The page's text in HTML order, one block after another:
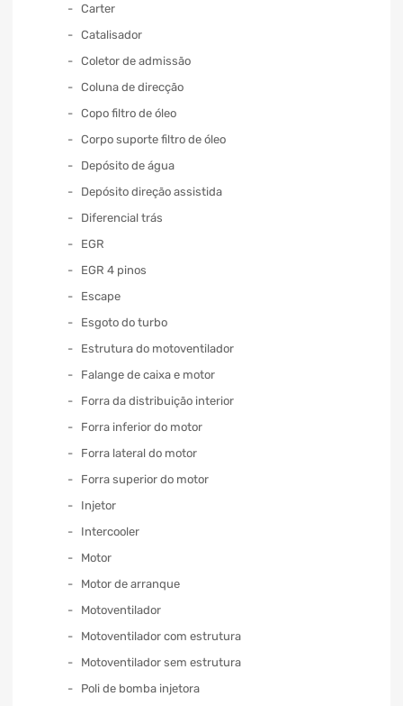
Carter
Catalisador
Coletor de admissão
Coluna de direcção
Copo filtro de óleo
Corpo suporte filtro de óleo
Depósito de água
Depósito direção assistida
Diferencial trás
EGR
EGR 4 pinos
Escape
Esgoto do turbo
Estrutura do motoventilador
Falange de caixa e motor
Forra da distribuição interior
Forra inferior do motor
Forra lateral do motor
Forra superior do motor
Injetor
Intercooler
Motor
Motor de arranque
Motoventilador
Motoventilador com estrutura
Motoventilador sem estrutura
Poli de bomba injetora